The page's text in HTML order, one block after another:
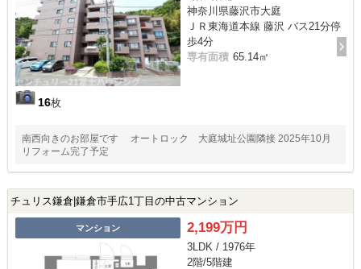
16枚
神奈川県藤沢市大庭
ＪＲ東海道本線 藤沢 バス21分停
歩4分
専有面積 65.14㎡
南西向きのお部屋です オートロック 大庭城址公園隣接 2025年10月
リフォーム完了予定
チュリス鎌倉|鎌倉市手広1丁目の中古マンション
マンション 2,199万円
3LDK / 1976年
2階/5階建